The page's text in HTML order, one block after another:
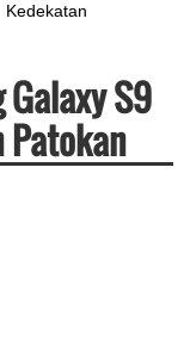
Kedekatan
Galaxy S9